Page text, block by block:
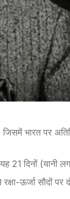
भारत पर
दिनों (यानी
ऊर्जा सौदों पर